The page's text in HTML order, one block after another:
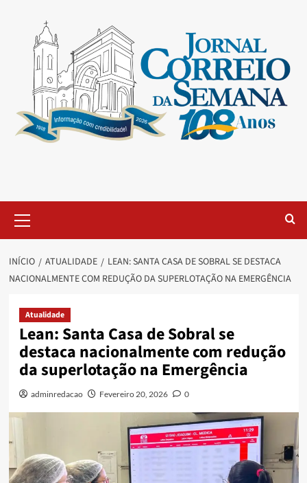
INÍCIO ATUALIDADE
LEAN: SANTA CASA DE SOBRAL SE DESTACA
NACIONALMENTE COM REDUÇÃO DA SUPERLOTAÇÃO NA EMERGÊNCIA
Atualidade
Lean: Santa Casa de Sobral se
destaca nacionalmente com redução
da superlotação na Emergência
adminredacao Fevereiro 20, 2026 0